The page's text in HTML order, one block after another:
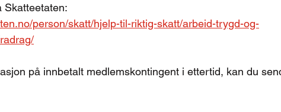
Skatteetaten:
person/skatt/hjelp-til-riktig-skatt/arbeid-trygd-og-
på innbetalt medlemskontingent i ettertid, kan du